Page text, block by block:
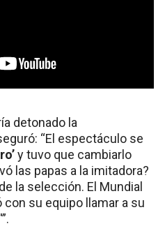
detonado la
“El espectáculo se
y tuvo que cambiarlo
las papas a la imitadora?
la selección. El Mundial
con su equipo llamar a su